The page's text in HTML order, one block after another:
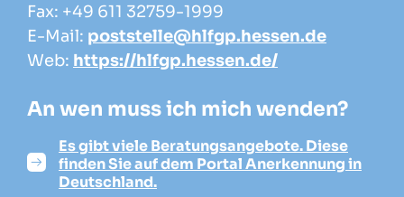
Fax: +49 611 32759-1999
E-Mail: poststelle@hlfgp.hessen.de
Web: https://hlfgp.hessen.de/
An wen muss ich mich wenden?
Es gibt viele Beratungsangebote. Diese
finden Sie auf dem Portal Anerkennung in
Deutschland.